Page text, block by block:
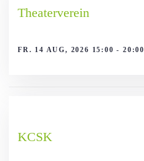
Theaterverein
FR. 14 AUG, 2026 15:00 - 20:00
KCSK